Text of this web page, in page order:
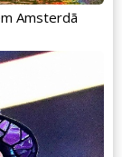
Amsterdã